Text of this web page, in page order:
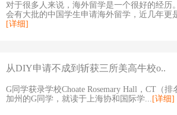
对于很多人来说，海外留学是一个很好的经历
会有大批的中国学生申请海外留学，近几年更
[详细]
从DIY申请不成到斩获三所美高牛校o..
G同学获录学校Choate Rosemary Hall，CT（
加州的G同学，就读于上海协和国际学... [详细]